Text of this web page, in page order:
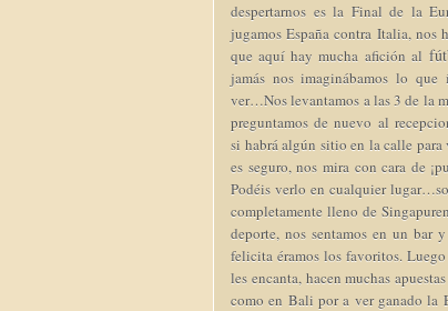
despertarnos es la Final de la
jugamos España contra Italia, nos
que aquí hay mucha afición al
jamás nos imaginábamos lo que
ver…Nos levantamos a las 3 de la
preguntamos de nuevo al
si habrá algún sitio en la calle para
es seguro, nos mira con cara de
Podéis verlo en cualquier
completamente lleno de
deporte, nos sentamos en un bar
felicita éramos los favoritos.
les encanta, hacen muchas
como en Bali por a ver ganado la